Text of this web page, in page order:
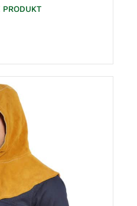
PRODUKT